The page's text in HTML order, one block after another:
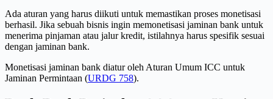
Ada aturan yang harus diikuti untuk memastikan proses monetisasi
berhasil. Jika sebuah bisnis ingin memonetisasi jaminan bank untuk
menerima pinjaman atau jalur kredit, istilahnya harus spesifik sesuai
dengan jaminan bank.
Monetisasi jaminan bank diatur oleh Aturan Umum ICC untuk
Jaminan Permintaan (URDG 758).